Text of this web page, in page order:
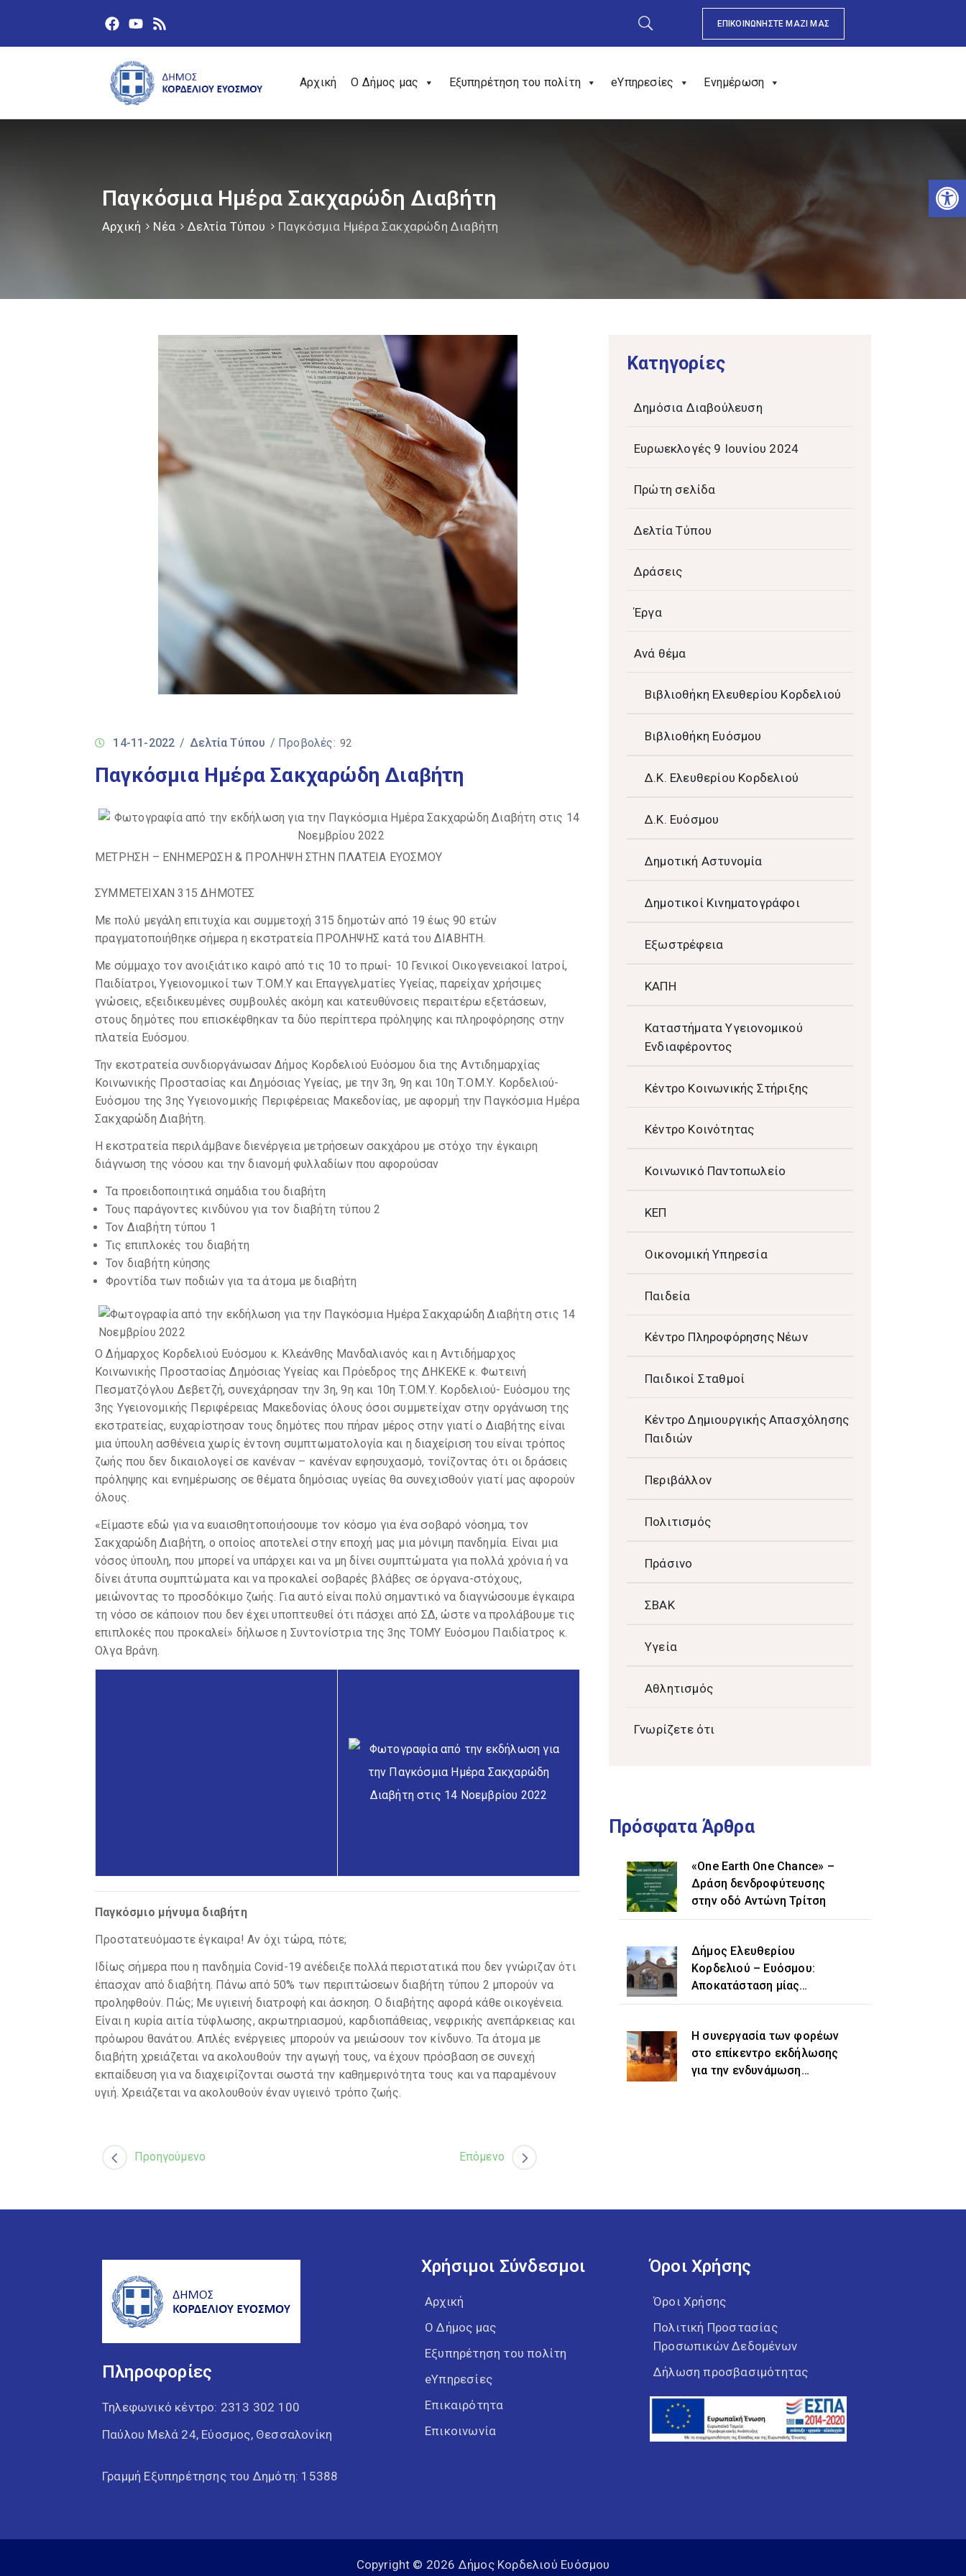
ΕΠΙΚΟΙΝΩΝΗΣΤΕ ΜΑΖΙ ΜΑΣ
Αρχική Ο Δήμος μας Εξυπηρέτηση του πολίτη eΥπηρεσίες Ενημέρωση
Παγκόσμια Ημέρα Σακχαρώδη Διαβήτη
Αρχική Νέα Δελτία Τύπου Παγκόσμια Ημέρα Σακχαρώδη Διαβήτη
14-11-2022 / Δελτία Τύπου / Προβολές: 92
Παγκόσμια Ημέρα Σακχαρώδη Διαβήτη
ΜΕΤΡΗΣΗ – ΕΝΗΜΕΡΩΣΗ & ΠΡΟΛΗΨΗ ΣΤΗΝ ΠΛΑΤΕΙΑ ΕΥΟΣΜΟΥ
ΣΥΜΜΕΤΕΙΧΑΝ 315 ΔΗΜΟΤΕΣ
Με πολύ μεγάλη επιτυχία και συμμετοχή 315 δημοτών από 19 έως 90 ετών
πραγματοποιήθηκε σήμερα η εκστρατεία ΠΡΟΛΗΨΗΣ κατά του ΔΙΑΒΗΤΗ.
Με σύμμαχο τον ανοιξιάτικο καιρό από τις 10 το πρωί- 10 Γενικοί Οικογενειακοί Ιατροί,
Παιδίατροι, Υγειονομικοί των Τ.ΟΜ.Υ και Επαγγελματίες Υγείας, παρείχαν χρήσιμες
γνώσεις, εξειδικευμένες συμβουλές ακόμη και κατευθύνσεις περαιτέρω εξετάσεων,
στους δημότες που επισκέφθηκαν τα δύο περίπτερα πρόληψης και πληροφόρησης στην
πλατεία Ευόσμου.
Την εκστρατεία συνδιοργάνωσαν Δήμος Κορδελιού Ευόσμου δια της Αντιδημαρχίας
Κοινωνικής Προστασίας και Δημόσιας Υγείας, με την 3η, 9η και 10η Τ.ΟΜ.Υ. Κορδελιού-
Ευόσμου της 3ης Υγειονομικής Περιφέρειας Μακεδονίας, με αφορμή την Παγκόσμια Ημέρα
Σακχαρώδη Διαβήτη.
Η εκστρατεία περιλάμβανε διενέργεια μετρήσεων σακχάρου με στόχο την έγκαιρη
διάγνωση της νόσου και την διανομή φυλλαδίων που αφορούσαν
Τα προειδοποιητικά σημάδια του διαβήτη
Τους παράγοντες κινδύνου για τον διαβήτη τύπου 2
Τον Διαβήτη τύπου 1
Τις επιπλοκές του διαβήτη
Τον διαβήτη κύησης
Φροντίδα των ποδιών για τα άτομα με διαβήτη
Ο Δήμαρχος Κορδελιού Ευόσμου κ. Κλεάνθης Μανδαλιανός και η Αντιδήμαρχος
Κοινωνικής Προστασίας Δημόσιας Υγείας και Πρόεδρος της ΔΗΚΕΚΕ κ. Φωτεινή
Πεσματζόγλου Δεβετζή, συνεχάρησαν την 3η, 9η και 10η Τ.ΟΜ.Υ. Κορδελιού- Ευόσμου της
3ης Υγειονομικής Περιφέρειας Μακεδονίας όλους όσοι συμμετείχαν στην οργάνωση της
εκστρατείας, ευχαρίστησαν τους δημότες που πήραν μέρος στην γιατί ο Διαβήτης είναι
μια ύπουλη ασθένεια χωρίς έντονη συμπτωματολογία και η διαχείριση του είναι τρόπος
ζωής που δεν δικαιολογεί σε κανέναν – κανέναν εφησυχασμό, τονίζοντας ότι οι δράσεις
πρόληψης και ενημέρωσης σε θέματα δημόσιας υγείας θα συνεχισθούν γιατί μας αφορούν
όλους.
«Είμαστε εδώ για να ευαισθητοποιήσουμε τον κόσμο για ένα σοβαρό νόσημα, τον
Σακχαρώδη Διαβήτη, ο οποίος αποτελεί στην εποχή μας μια μόνιμη πανδημία. Είναι μια
νόσος ύπουλη, που μπορεί να υπάρχει και να μη δίνει συμπτώματα για πολλά χρόνια ή να
δίνει άτυπα συμπτώματα και να προκαλεί σοβαρές βλάβες σε όργανα-στόχους,
μειώνοντας το προσδόκιμο ζωής. Για αυτό είναι πολύ σημαντικό να διαγνώσουμε έγκαιρα
τη νόσο σε κάποιον που δεν έχει υποπτευθεί ότι πάσχει από ΣΔ, ώστε να προλάβουμε τις
επιπλοκές που προκαλεί» δήλωσε η Συντονίστρια της 3ης ΤΟΜΥ Ευόσμου Παιδίατρος κ.
Ολγα Βράνη.
Είναι η κυρία αιτία τύφλωσης, ακρωτηριασμού, καρδιοπάθειας, νεφρικής ανεπάρκειας και
πρόωρου θανάτου. Απλές ενέργειες μπορούν να μειώσουν τον κίνδυνο. Τα άτομα με
εκπαίδευση για να διαχειρίζονται σωστά την καθημερινότητα τους και να παραμένουν
υγιή. Χρειάζεται να ακολουθούν έναν υγιεινό τρόπο ζωής.
Προηγούμενο Επόμενο
Kατηγορίες
Δημόσια Διαβούλευση
Ευρωεκλογές 9 Ιουνίου 2024
Πρώτη σελίδα
Δελτία Τύπου
Δράσεις
Έργα
Ανά θέμα
Βιβλιοθήκη Ελευθερίου Κορδελιού
Βιβλιοθήκη Ευόσμου
Δ.Κ. Ελευθερίου Κορδελιού
Δ.Κ. Ευόσμου
Δημοτική Αστυνομία
Δημοτικοί Κινηματογράφοι
Εξωστρέφεια
ΚΑΠΗ
Καταστήματα Υγειονομικού
Ενδιαφέροντος
Κέντρο Κοινωνικής Στήριξης
Κέντρο Κοινότητας
Κοινωνικό Παντοπωλείο
ΚΕΠ
Οικονομική Υπηρεσία
Παιδεία
Κέντρο Πληροφόρησης Νέων
Παιδικοί Σταθμοί
Κέντρο Δημιουργικής Απασχόλησης
Παιδιών
Περιβάλλον
Πολιτισμός
Πράσινο
ΣΒΑΚ
Υγεία
Αθλητισμός
Γνωρίζετε ότι
Πρόσφατα Άρθρα
«One Earth One Chance» –
Δράση δενδροφύτευσης
στην οδό Αντώνη Τρίτση
Δήμος Ελευθερίου
Κορδελιού – Ευόσμου:
Αποκατάσταση μίας
ιστορικής αδικίας η
«Ελευθέριο» στην
ονομασία του δήμου
Η συνεργασία των φορέων
στο επίκεντρο εκδήλωσης
για την ενδυνάμωση
Πληροφορίες
Τηλεφωνικό κέντρο:
Γραμμή Εξυπηρέτησης του Δημότη: 15388
Αρχική
Όροι Χρήσης
Προσωπικών Δεδομένων
Δήλωση προσβασιμότητας